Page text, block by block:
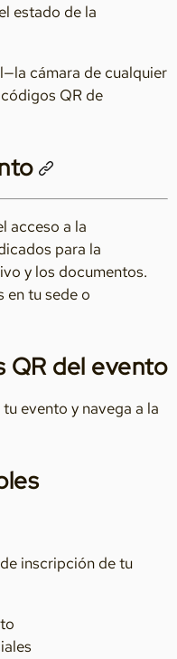
estado de la
cámara de cualquier
QR de
acceso a la
para la
y los documentos.
en tu sede o
QR del evento
evento y navega a la
inscripción de tu